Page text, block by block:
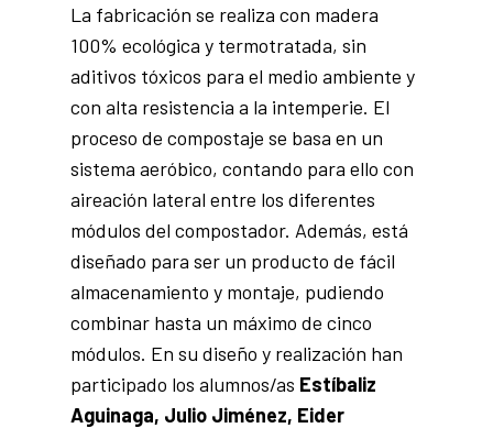
La fabricación se realiza con madera
100% ecológica y termotratada, sin
aditivos tóxicos para el medio ambiente y
con alta resistencia a la intemperie. El
proceso de compostaje se basa en un
sistema aeróbico, contando para ello con
aireación lateral entre los diferentes
módulos del compostador. Además, está
diseñado para ser un producto de fácil
almacenamiento y montaje, pudiendo
combinar hasta un máximo de cinco
módulos. En su diseño y realización han
participado los alumnos/as Estíbaliz
Aguinaga, Julio Jiménez, Eider